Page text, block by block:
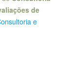
de
e